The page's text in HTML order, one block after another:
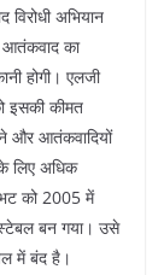
अभियान
आतंकवाद का
होगी। एलजी
इसकी कीमत
और आतंकवादियों
लिए अधिक
को 2005 में
बन गया। उसे
में बंद है।